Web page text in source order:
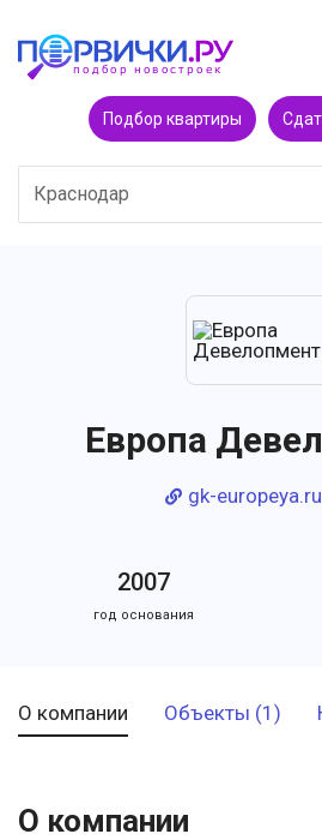
Подбор квартиры
Краснодар
Европа
gk-europeya.ru
2007
год основания
О компании Объекты (1)
О компании